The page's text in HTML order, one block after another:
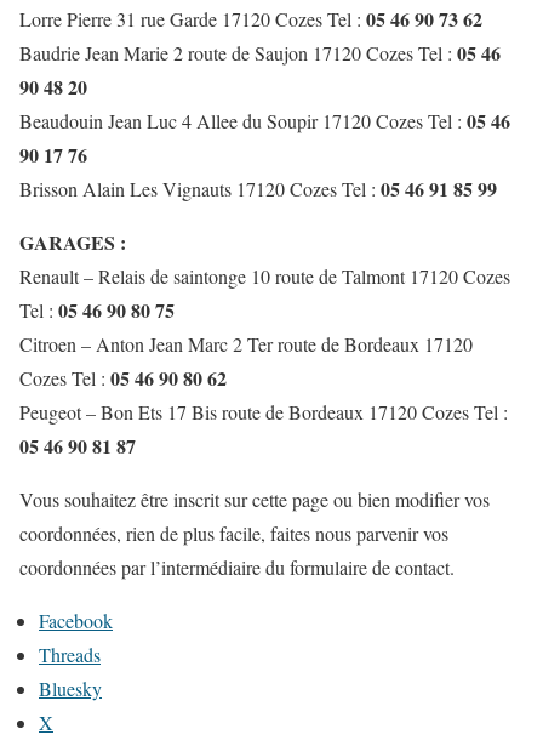
Lorre Pierre 31 rue Garde 17120 Cozes Tel : 05 46 90 73 62
Baudrie Jean Marie 2 route de Saujon 17120 Cozes Tel : 05 46
90 48 20
Beaudouin Jean Luc 4 Allee du Soupir 17120 Cozes Tel : 05 46
90 17 76
Brisson Alain Les Vignauts 17120 Cozes Tel : 05 46 91 85 99
GARAGES :
Renault – Relais de saintonge 10 route de Talmont 17120 Cozes
Tel : 05 46 90 80 75
Citroen – Anton Jean Marc 2 Ter route de Bordeaux 17120
Cozes Tel : 05 46 90 80 62
Peugeot – Bon Ets 17 Bis route de Bordeaux 17120 Cozes Tel :
05 46 90 81 87
Vous souhaitez être inscrit sur cette page ou bien modifier vos
coordonnées, rien de plus facile, faites nous parvenir vos
coordonnées par l’intermédiaire du formulaire de contact.
Facebook
Threads
Bluesky
X